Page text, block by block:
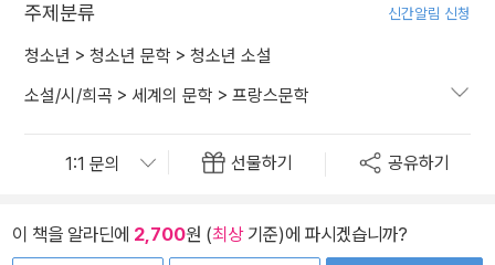
주제분류 신간알림 신청
청소년 > 청소년 문학 > 청소년 소설
소설/시/희곡 > 세계의 문학 > 프랑스문학
선물하기 공유하기
이 책을 알라딘에 2,700원 (최상기준)에 파시겠습니까?